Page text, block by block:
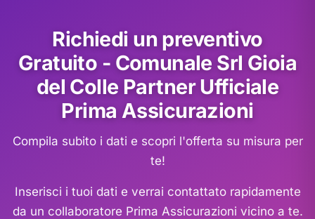
Richiedi un preventivo
Gratuito - Comunale Srl Gioia
del Colle Partner Ufficiale
Prima Assicurazioni
Compila subito i dati e scopri l'offerta su misura per
te!
Inserisci i tuoi dati e verrai contattato rapidamente
da un collaboratore Prima Assicurazioni vicino a te.